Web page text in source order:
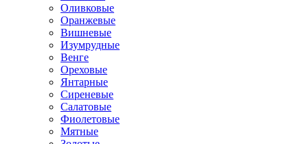
Оливковые
Оранжевые
Вишневые
Изумрудные
Венге
Ореховые
Янтарные
Сиреневые
Салатовые
Фиолетовые
Мятные